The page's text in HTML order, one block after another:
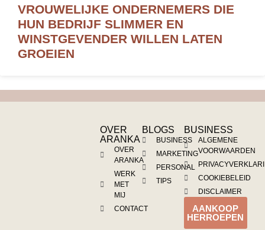
VROUWELIJKE ONDERNEMERS DIE
HUN BEDRIJF SLIMMER EN
WINSTGEVENDER WILLEN LATEN
GROEIEN
OVER
ARANKA
OVER
ARANKA
WERK
MET
MIJ
CONTACT
BLOGS
BUSINESS
MARKETING
PERSONAL
TIPS
BUSINESS
ALGEMENE
VOORWAARDEN
COOKIEBELEID
DISCLAIMER
AANKOOP
HERROEPEN